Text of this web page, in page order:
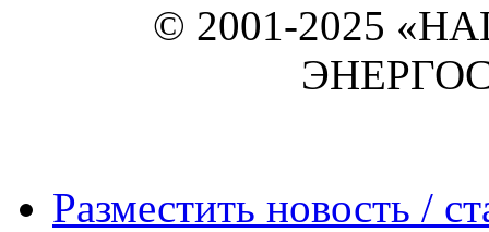
© 2001-2025
Разместить новость /